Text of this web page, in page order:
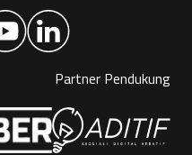
Partner Pendukung